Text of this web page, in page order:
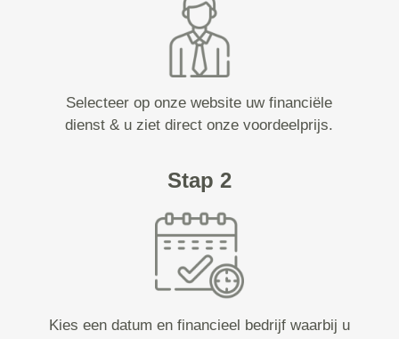
Selecteer op onze website uw financiële
dienst & u ziet direct onze voordeelprijs.
Stap 2
Kies een datum en financieel bedrijf waarbij u